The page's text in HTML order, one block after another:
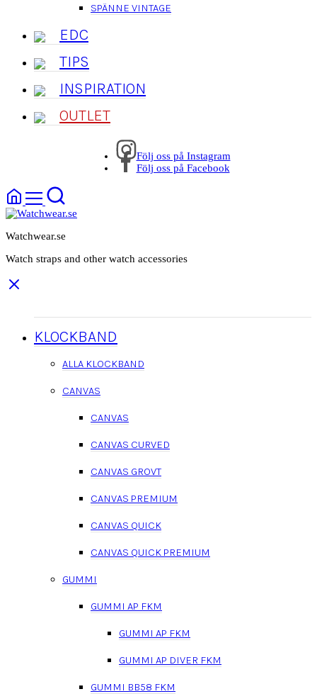
SPÄNNE VINTAGE
EDC
TIPS
INSPIRATION
OUTLET
Följ oss på Instagram
Följ oss på Facebook
Watchwear.se
Watch straps and other watch accessories
KLOCKBAND
ALLA KLOCKBAND
CANVAS
CANVAS
CANVAS CURVED
CANVAS GROVT
CANVAS PREMIUM
CANVAS QUICK
CANVAS QUICK PREMIUM
GUMMI
GUMMI AP FKM
GUMMI AP FKM
GUMMI AP DIVER FKM
GUMMI BB58 FKM